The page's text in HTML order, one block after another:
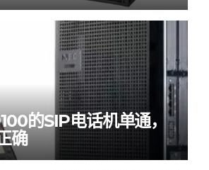
的SIP电话机单通，
确